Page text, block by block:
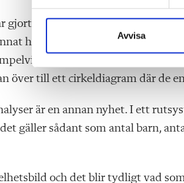
c
e
s
v
l
Avvisa
gjort stor skillnad, i dag har vi ett
har något som de kallar för att
om de haft tid för reflektion
över till ett cirkeldiagram där de
är en annan nyhet. I ett
gäller sådant som antal barn,
och det blir tydligt vad